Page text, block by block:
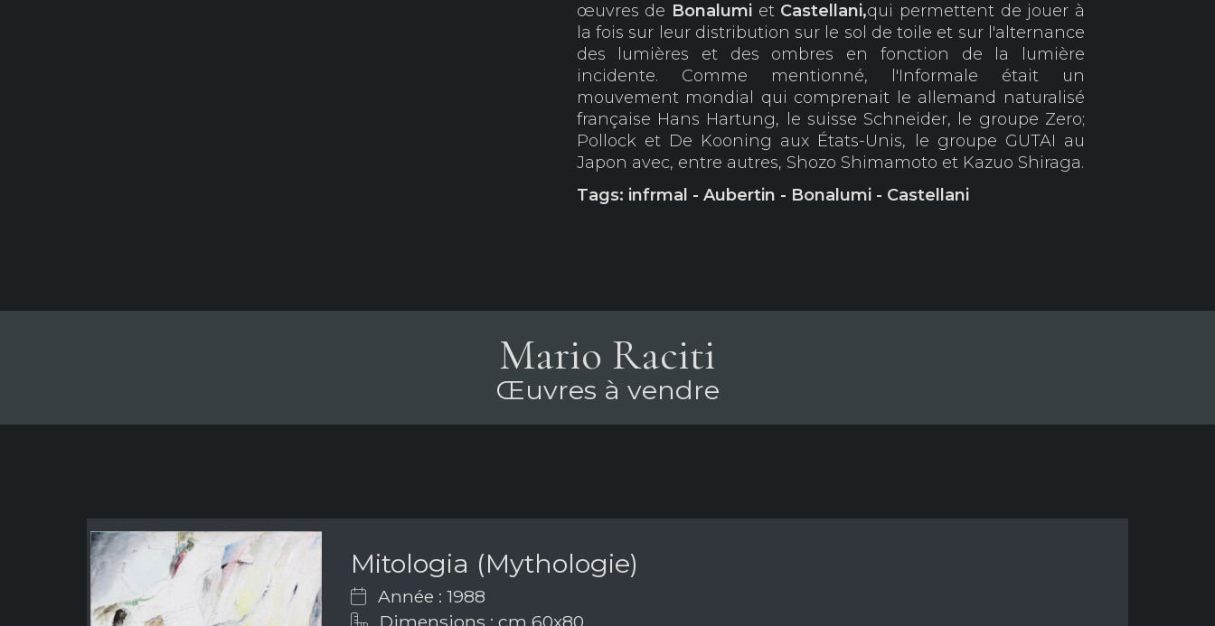
œuvres de Bonalumi et Castellani,qui permettent de jouer à
la fois sur leur distribution sur le sol de toile et sur l'alternance
des lumières et des ombres en fonction de la lumière
incidente. Comme mentionné, l'Informale était un
mouvement mondial qui comprenait le allemand naturalisé
française Hans Hartung, le suisse Schneider, le groupe Zero;
Pollock et De Kooning aux États-Unis, le groupe GUTAI au
Japon avec, entre autres, Shozo Shimamoto et Kazuo Shiraga.
Tags: infrmal - Aubertin - Bonalumi - Castellani
Mario Raciti
Œuvres à vendre
Mitologia (Mythologie)
Année : 1988
Dimensions : cm 60x80